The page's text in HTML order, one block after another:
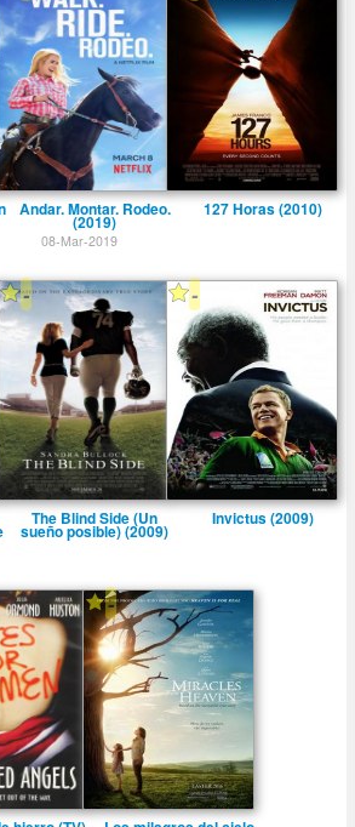
Andar. Montar. Rodeo.
(2019)
08-Mar-2019
127 Horas (2010)
-
The Blind Side (Un
sueño posible) (2009)
-
Invictus (2009)
-